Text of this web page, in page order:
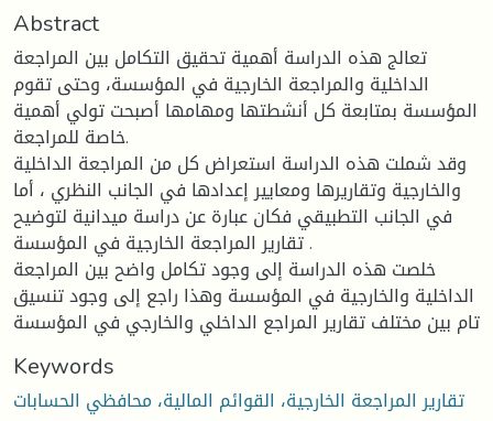
Abstract
تعالج هذه الدراسة أهمية تحقيق التكامل بين المراجعة
الداخلية والمراجعة الخارجية في المؤسسة، وحتى تقوم
المؤسسة بمتابعة كل أنشطتها ومهامها أصبحت تولي أهمية
خاصة للمراجعة.
وقد شملت هذه الدراسة استعراض كل من المراجعة الداخلية
والخارجية وتقاريرها ومعايير إعدادها في الجانب النظري ، أما
في الجانب التطبيقي فكان عبارة عن دراسة ميدانية لتوضيح
تقارير المراجعة الخارجية في المؤسسة .
خلصت هذه الدراسة إلى وجود تكامل واضح بين المراجعة
الداخلية والخارجية في المؤسسة وهذا راجع إلى وجود تنسيق
تام بين مختلف تقارير المراجع الداخلي والخارجي في المؤسسة
Keywords
تقارير المراجعة الخارجية، القوائم المالية، محافظي الحسابات